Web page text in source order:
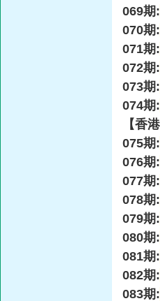
069期:
070期:
071期:
072期:
073期:
074期:
【香
075期:
076期:
077期:
078期:
079期:
080期:
081期:
082期:
083期: